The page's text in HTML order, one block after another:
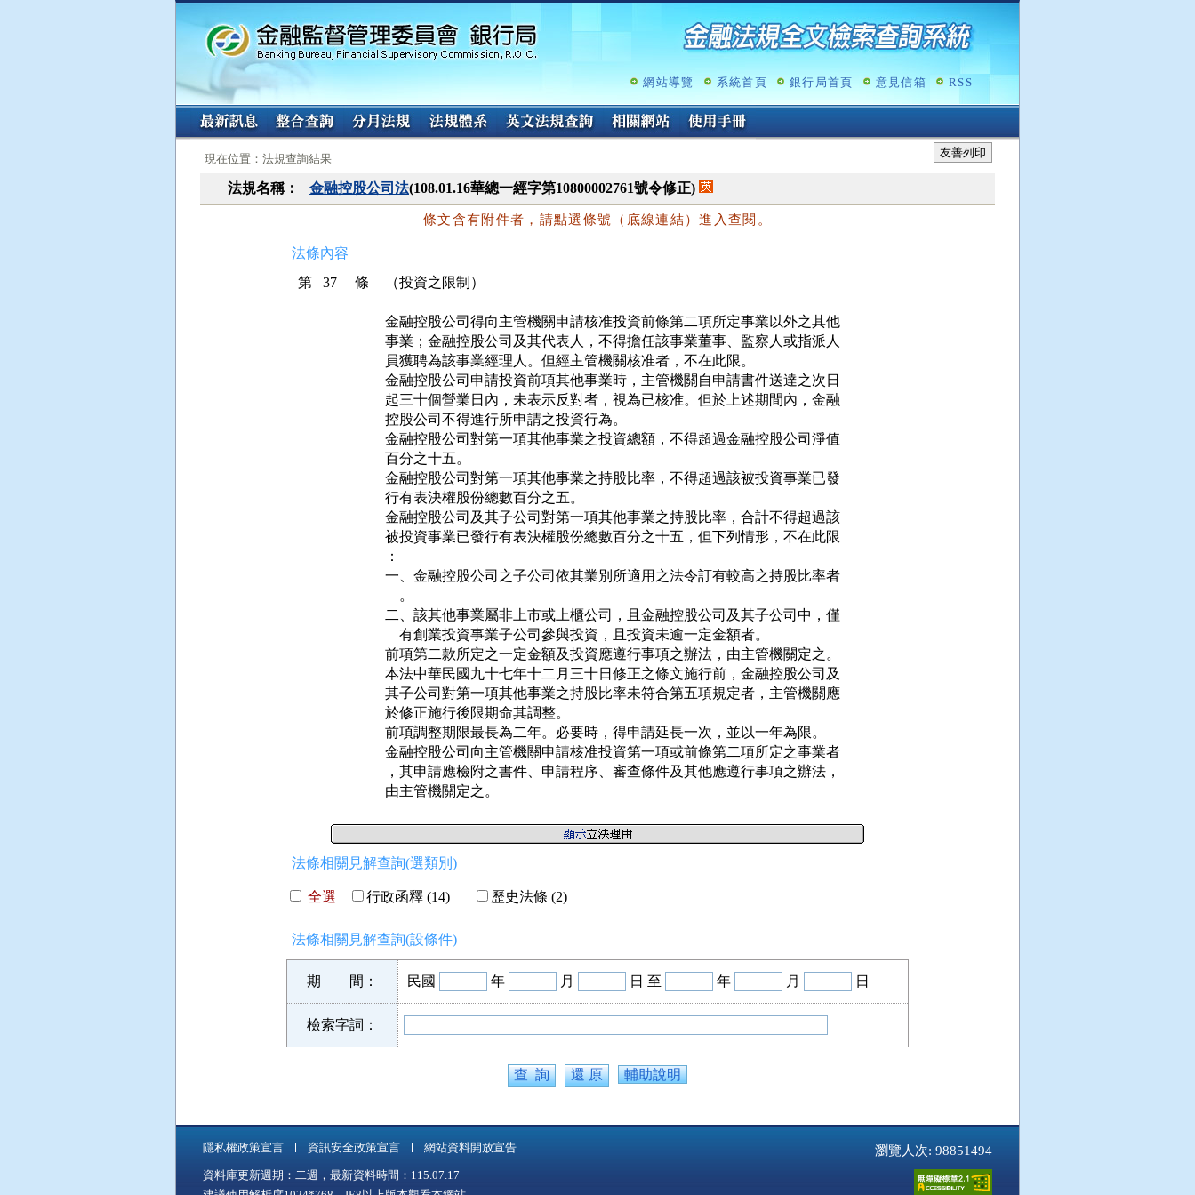
跳
容
網站導覽 系統首頁 銀行局首頁 意見信箱 RSS
:::
現在位置：法規查詢結果 友善列印
法規名稱： 金融控股公司法(108.01.16華總一經字第10800002761號令修正)
條文含有附件者，請點選條號（底線連結）進入查閱。
法條內容
第 37 條
（投資之限制）
金融控股公司得向主管機關申請核准投資前條第二項所定事業以外之其他
事業；金融控股公司及其代表人，不得擔任該事業董事、監察人或指派人
員獲聘為該事業經理人。但經主管機關核准者，不在此限。
金融控股公司申請投資前項其他事業時，主管機關自申請書件送達之次日
起三十個營業日內，未表示反對者，視為已核准。但於上述期間內，金融
控股公司不得進行所申請之投資行為。
金融控股公司對第一項其他事業之投資總額，不得超過金融控股公司淨值
百分之十五。
金融控股公司對第一項其他事業之持股比率，不得超過該被投資事業已發
行有表決權股份總數百分之五。
金融控股公司及其子公司對第一項其他事業之持股比率，合計不得超過該
被投資事業已發行有表決權股份總數百分之十五，但下列情形，不在此限
：
一、金融控股公司之子公司依其業別所適用之法令訂有較高之持股比率者
    。
二、該其他事業屬非上市或上櫃公司，且金融控股公司及其子公司中，僅
    有創業投資事業子公司參與投資，且投資未逾一定金額者。
前項第二款所定之一定金額及投資應遵行事項之辦法，由主管機關定之。
本法中華民國九十七年十二月三十日修正之條文施行前，金融控股公司及
其子公司對第一項其他事業之持股比率未符合第五項規定者，主管機關應
於修正施行後限期命其調整。
前項調整期限最長為二年。必要時，得申請延長一次，並以一年為限。
金融控股公司向主管機關申請核准投資第一項或前條第二項所定之事業者
，其申請應檢附之書件、申請程序、審查條件及其他應遵行事項之辦法，
由主管機關定之。
法條相關見解查詢(選類別)
全選 行政函釋 (14) 歷史法條 (2)
法條相關見解查詢(設條件)
期 間： 民國 年 月 日 至 年 月 日
檢索字詞：
輔助說明
隱私權政策宣言 資訊安全政策宣言 網站資料開放宣告 瀏覽人次: 98851494
資料庫更新週期：二週，最新資料時間：115.07.17